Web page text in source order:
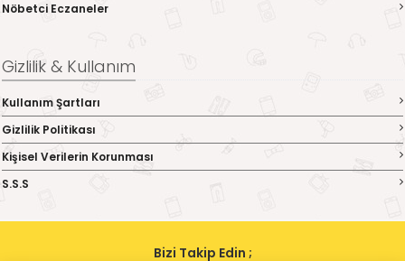
Nöbetci Eczaneler
Gizlilik & Kullanım
Kullanım Şartları
Gizlilik Politikası
Kişisel Verilerin Korunması
S.S.S
Bizi Takip Edin ;